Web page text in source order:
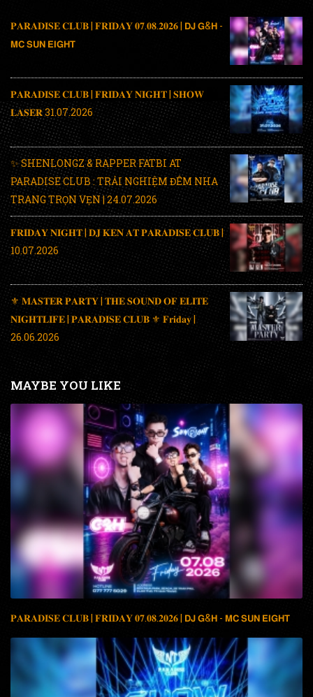
𝐏𝐀𝐑𝐀𝐃𝐈𝐒𝐄 𝐂𝐋𝐔𝐁 | 𝐅𝐑𝐈𝐃𝐀𝐘 𝟎𝟕.𝟎𝟖.𝟐𝟎𝟐𝟔 | 𝗗𝗝 𝗚&𝗛 -
𝗠𝗖 𝗦𝗨𝗡 𝗘𝗜𝗚𝗛𝗧
𝐏𝐀𝐑𝐀𝐃𝐈𝐒𝐄 𝐂𝐋𝐔𝐁 | 𝐅𝐑𝐈𝐃𝐀𝐘 𝐍𝐈𝐆𝐇𝐓 | 𝐒𝐇𝐎𝐖
𝐋𝐀𝐒𝐄𝐑 31.07.2026
✨ SHENLONGZ & RAPPER FATBI AT
PARADISE CLUB : TRẢI NGHIỆM ĐÊM NHA
TRANG TRỌN VẸN | 24.07.2026
𝐅𝐑𝐈𝐃𝐀𝐘 𝐍𝐈𝐆𝐇𝐓 | 𝐃𝐉 𝐊𝐄𝐍 𝐀𝐓 𝐏𝐀𝐑𝐀𝐃𝐈𝐒𝐄 𝐂𝐋𝐔𝐁 |
10.07.2026
⚜️ 𝐌𝐀𝐒𝐓𝐄𝐑 𝐏𝐀𝐑𝐓𝐘 | 𝐓𝐇𝐄 𝐒𝐎𝐔𝐍𝐃 𝐎𝐅 𝐄𝐋𝐈𝐓𝐄
𝐍𝐈𝐆𝐇𝐓𝐋𝐈𝐅𝐄 | 𝐏𝐀𝐑𝐀𝐃𝐈𝐒𝐄 𝐂𝐋𝐔𝐁 ⚜️ 𝐅𝐫𝐢𝐝𝐚𝐲 |
26.06.2026
MAYBE YOU LIKE
𝐏𝐀𝐑𝐀𝐃𝐈𝐒𝐄 𝐂𝐋𝐔𝐁 | 𝐅𝐑𝐈𝐃𝐀𝐘 𝟎𝟕.𝟎𝟖.𝟐𝟎𝟐𝟔 | 𝗗𝗝 𝗚&𝗛 - 𝗠𝗖 𝗦𝗨𝗡 𝗘𝗜𝗚𝗛𝗧